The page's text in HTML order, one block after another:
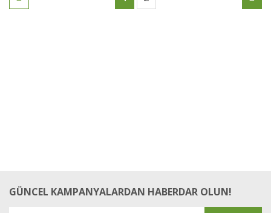
GÜNCEL KAMPANYALARDAN HABERDAR OLUN!